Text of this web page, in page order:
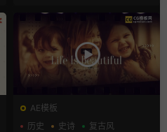
AE模板
历史
史诗 复古风